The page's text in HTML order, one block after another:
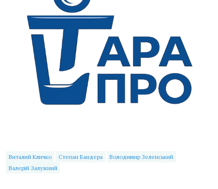
Виталий Кличко Степан Бандера
Володимир Зеленський
Валерій Залужний